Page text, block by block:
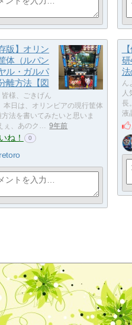
版】オリン
体（ルパン
ル・ガルパ
離方法【図
皆様、ごきげん
本日は、オリンピアの現行筐体
方法を書いてみたいと思いま
ぇ、あのク…
9年前
ね！ 0
retoro
ん
人
長
液